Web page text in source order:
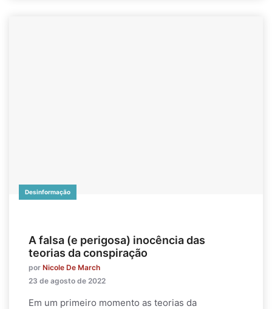
Desinformação
A falsa (e perigosa) inocência das
teorias da conspiração
por Nicole De March
23 de agosto de 2022
Em um primeiro momento as teorias da